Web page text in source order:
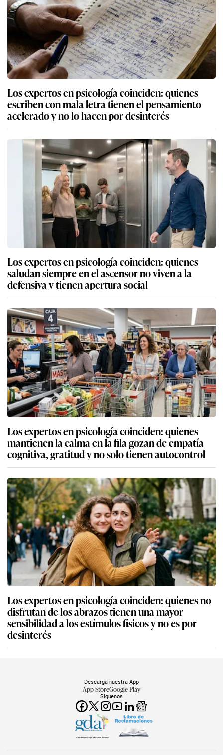
Los expertos en psicología coinciden: quienes
escriben con mala letra tienen el pensamiento
acelerado y no lo hacen por desinterés
Los expertos en psicología coinciden: quienes
saludan siempre en el ascensor no viven a la
defensiva y tienen apertura social
Los expertos en psicología coinciden: quienes
mantienen la calma en la fila gozan de empatía
cognitiva, gratitud y no solo tienen autocontrol
Los expertos en psicología coinciden: quienes no
disfrutan de los abrazos tienen una mayor
sensibilidad a los estímulos físicos y no es por
desinterés
Síguenos
Descarga nuestra App
App StoreGoogle Play
Miembro del Grupo de Diarios América